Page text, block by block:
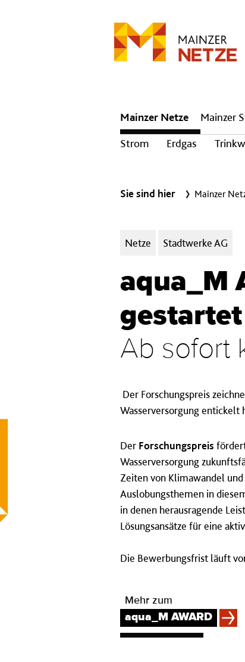
Hauptnavigation
Mainzer Netze
Strom
Erdgas
Mainzer
Sie sind hier Mainzer
Kategorien:
Netze Stadtwerke AG
aqua_M
gestartet
Ab sofort
Der Forschungspreis
Wasserversorgung entickelt
Der Forschungspreis
Wasserversorgung
Zeiten von Klimawandel
Auslobungsthemen in
in denen herausragende
Lösungsansätze für eine
Die Bewerbungsfrist läuft
Mehr zum
aqua_M AWARD